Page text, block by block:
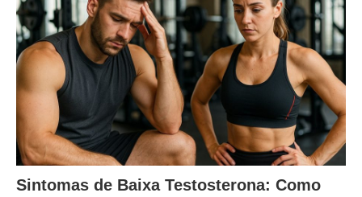
Sintomas de Baixa Testosterona: Como